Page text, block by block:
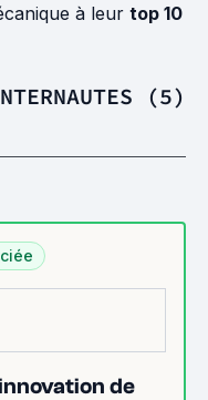
à leur top 10
(5)
de